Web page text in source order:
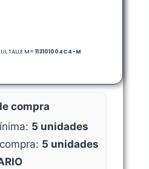
TALLE M= 113101004C4-M
compra
5 unidades
5 unidades